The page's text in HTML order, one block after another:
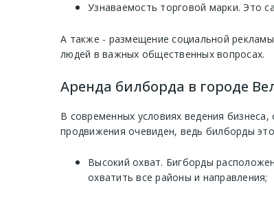
Узнаваемость торговой марки. Это
А также - размещение социальной
людей в важных общественных вопросах.
Аренда билборда в городе
В современных условиях ведения
продвижения очевиден, ведь билборды
Высокий охват. Бигборды
охватить все районы и направления;